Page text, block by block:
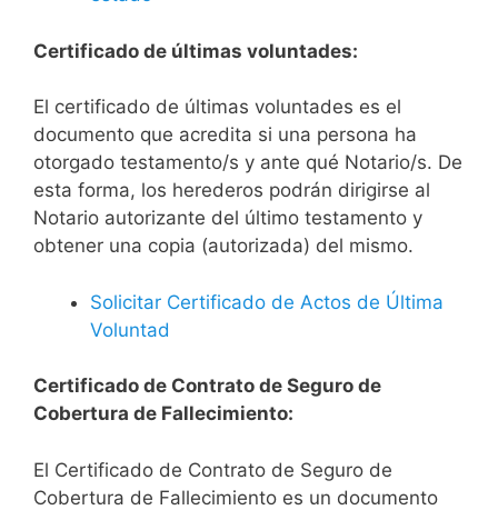
Certificado de últimas voluntades:
El certificado de últimas voluntades es el
documento que acredita si una persona ha
otorgado testamento/s y ante qué Notario/s. De
esta forma, los herederos podrán dirigirse al
Notario autorizante del último testamento y
obtener una copia (autorizada) del mismo.
Solicitar Certificado de Actos de Última
Voluntad
Certificado de Contrato de Seguro de
Cobertura de Fallecimiento:
El Certificado de Contrato de Seguro de
Cobertura de Fallecimiento es un documento